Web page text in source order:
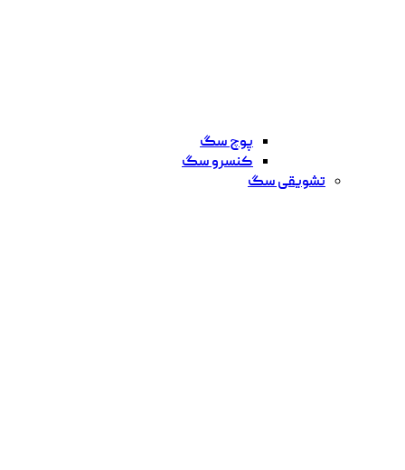
پوچ سگ
کنسرو سگ
تشویقی سگ